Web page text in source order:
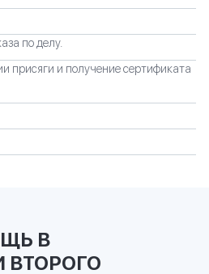
по делу.
присяги и получение сертификата
В